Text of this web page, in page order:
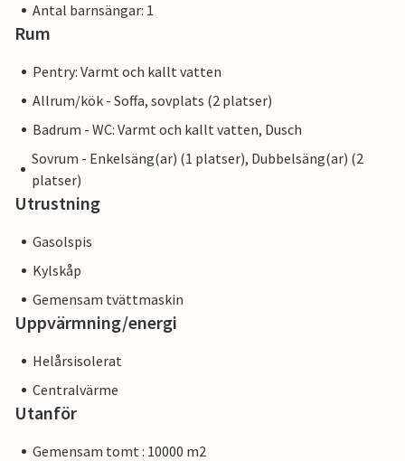
Antal barnsängar: 1
Rum
Pentry: Varmt och kallt vatten
Allrum/kök - Soffa, sovplats (2 platser)
Badrum - WC: Varmt och kallt vatten, Dusch
Sovrum - Enkelsäng(ar) (1 platser), Dubbelsäng(ar) (2
platser)
Utrustning
Gasolspis
Kylskåp
Gemensam tvättmaskin
Uppvärmning/energi
Helårsisolerat
Centralvärme
Utanför
Gemensam tomt : 10000 m2